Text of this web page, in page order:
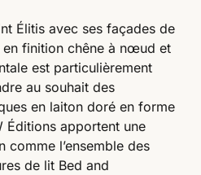
Élitis avec ses façades de
en finition chêne à nœud et
est particulièrement
au souhait des
en laiton doré en forme
Éditions apportent une
l’ensemble des
de lit Bed and